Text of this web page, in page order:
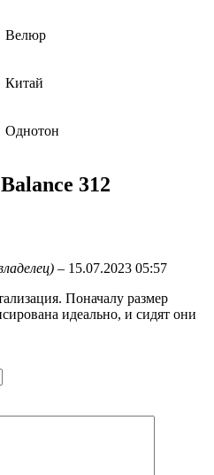
Велюр
Китай
Однотон
312
– 15.07.2023 05:57
Поначалу размер
идеально, и сидят они